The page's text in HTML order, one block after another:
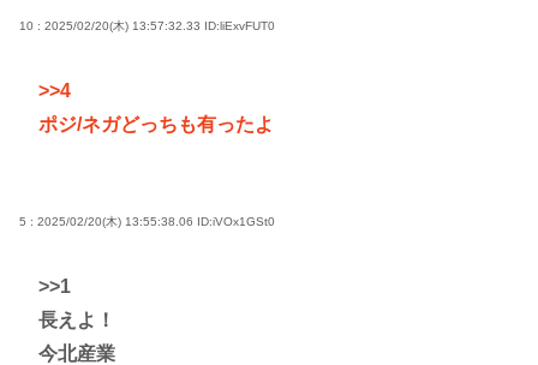
10 : 2025/02/20(木) 13:57:32.33 ID:liExvFUT0
>>4
ポジ/ネガどっちも有ったよ
5 : 2025/02/20(木) 13:55:38.06 ID:iVOx1GSt0
>>1
長えよ！
今北産業